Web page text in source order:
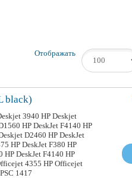
Отображать
black)
3940 HP Deskjet
HP DeskJet F4140 HP
D2460 HP DeskJet
HP DeskJet F380 HP
HP DeskJet F4140 HP
4355 HP Officejet
1417